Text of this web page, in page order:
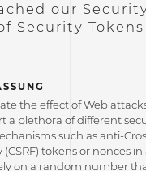
our
Security
the effect of Web
a plethora of different
such as anti-
(CSRF) tokens or nonces
on a random number